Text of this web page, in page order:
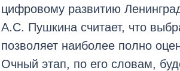
цифровому развитию
А.С. Пушкина считает, что
позволяет наиболее полно
Очный этап, по его словам,